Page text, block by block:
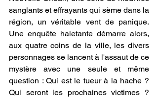
sanglants et effrayants qui sème dans la
région, un véritable vent de panique.
Une enquête haletante démarre alors,
aux quatre coins de la ville, les divers
personnages se lancent à l'assaut de ce
mystère avec une seule et même
question : Qui est le tueur à la hache ?
Qui seront les prochaines victimes ?